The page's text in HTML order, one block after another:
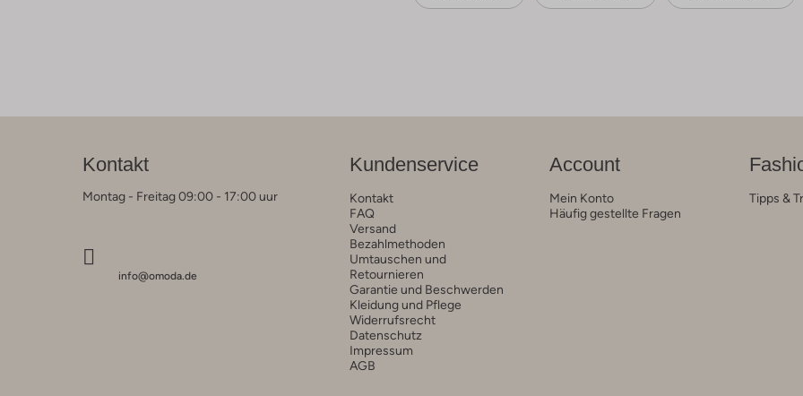
Kontakt
Montag - Freitag 09:00 - 17:00 uur
info@omoda.de
Kundenservice
Kontakt
FAQ
Versand
Bezahlmethoden
Umtauschen und
Retournieren
Garantie und Beschwerden
Kleidung und Pflege
Widerrufsrecht
Datenschutz
Impressum
AGB
Account
Mein Konto
Häufig gestellte Fragen
Tipps &